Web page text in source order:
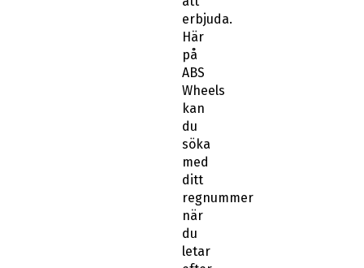
Här
på
ABS
Wheels
kan
du
söka
med
ditt
regnummer
när
du
letar
efter
nya